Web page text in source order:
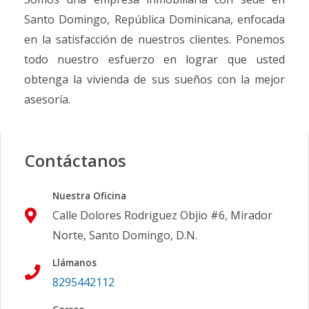
Santo Domingo, República Dominicana, enfocada
en la satisfacción de nuestros clientes. Ponemos
todo nuestro esfuerzo en lograr que usted
obtenga la vivienda de sus sueños con la mejor
asesoría.
Contáctanos
Nuestra Oficina
Calle Dolores Rodriguez Objio #6, Mirador
Norte, Santo Domingo, D.N.
Llámanos
8295442112